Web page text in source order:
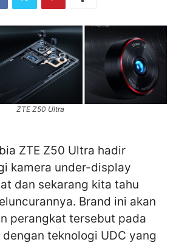
ZTE Z50 Ultra
ZTE Z50 Ultra hadir
kamera under-display
dan sekarang kita tahu
Brand ini akan
perangkat tersebut pada
teknologi UDC yang